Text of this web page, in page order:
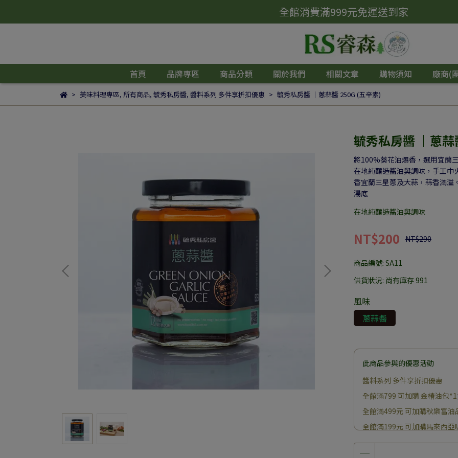
全館消費滿999元免運送到家
首頁 品牌專區 商品分類 關於我們 相關文章 購物須知 廠商(
美味料理專區, 所有商品, 毓秀私房醬, 醬料系列 多件享折扣優惠 毓秀私房醬 ｜蔥蒜醬 250G (五辛素)
毓秀私房醬 ｜蔥
將100%葵花油爆香，選用宜蘭
在地純釀造醬油與調味，手工中
香宜蘭三星蔥及大蒜，蒜香滿溢
湯底
在地純釀造醬油與調味
NT$200 NT$290
商品編號: SA11
供貨狀況: 尚有庫存 991
風味
蔥蒜醬
此商品參與的優惠活動
醬料系列 多件享折扣優惠
全館滿799 可加購 金椿油包
全館滿499元 可加購秋樂富油
全館滿199元 可加購馬來西亞